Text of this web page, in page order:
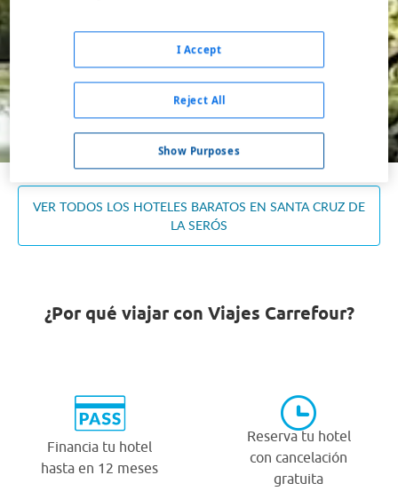
Ocupación *
Buscar
VER TODOS LOS HOTELES BARATOS EN SANTA CRUZ DE
LA SERÓS
¿Por qué viajar con Viajes Carrefour?
Financia tu hotel
hasta en 12 meses
Reserva tu hotel
con cancelación
gratuita
Show Purposes
Reject All
I Accept